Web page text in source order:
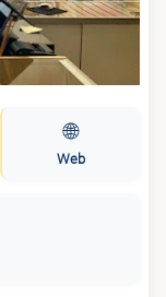
🌐
Web